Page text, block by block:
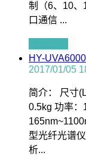
制（6、10、
口通信 ...
HY-
2017/01/05
简介： 尺寸
0.5kg 功率：
型光纤光谱
析...